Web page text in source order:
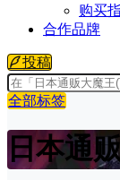
购买
合作品牌
投稿
全部标签
日本通